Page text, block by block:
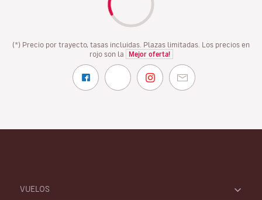
(*) Precio por trayecto, tasas incluidas. Plazas limitadas. Los precios en
rojo son la
Mejor oferta!
VUELOS